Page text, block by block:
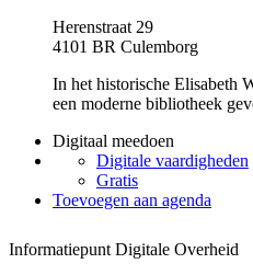
Herenstraat 29
4101 BR Culemborg
In het historische Elisabeth
een moderne bibliotheek
Digitaal meedoen
Digitale vaardigheden
Gratis
Toevoegen aan agenda
Informatiepunt Digitale Overheid